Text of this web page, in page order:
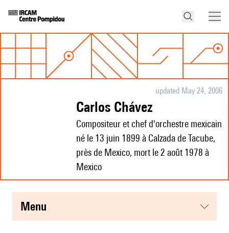
updated May 24, 2006
Carlos Chávez
Compositeur et chef d'orchestre mexicain
né le 13 juin 1899 à Calzada de Tacube,
près de Mexico, mort le 2 août 1978 à
Mexico
menu